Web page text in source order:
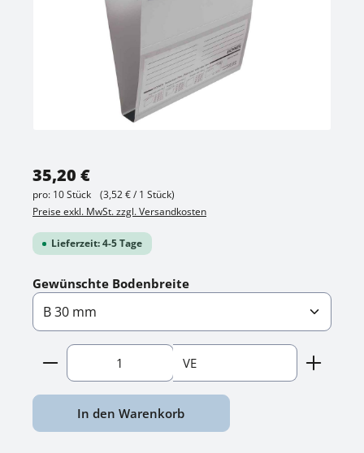
Regulärer Preis:
35,20 €
pro: 10 Stück
(3,52 € / 1 Stück)
Preise exkl. MwSt. zzgl. Versandkosten
Lieferzeit: 4-5 Tage
Gewünschte Bodenbreiteauswählen
Produkt Anzahl: Gib den gewünschten Wert
VE
In den Warenkorb